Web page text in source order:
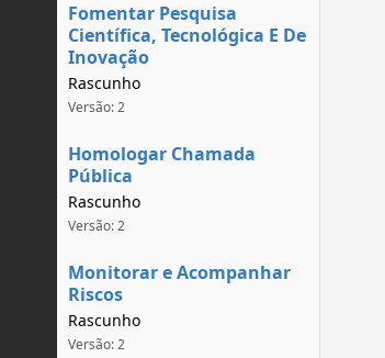
Fomentar Pesquisa
Científica, Tecnológica E De
Inovação
Rascunho
Versão: 2
Homologar Chamada
Pública
Rascunho
Versão: 2
Monitorar e Acompanhar
Riscos
Rascunho
Versão: 2